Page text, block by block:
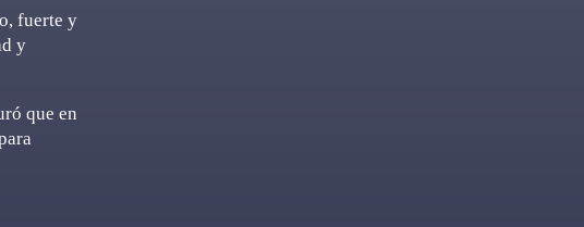
fuerte y
y
que en